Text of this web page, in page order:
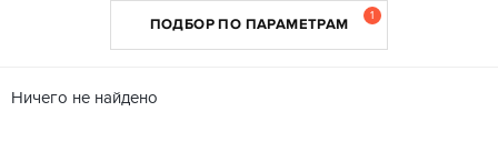
ПОДБОР ПО ПАРАМЕТРАМ 1
Ничего не найдено